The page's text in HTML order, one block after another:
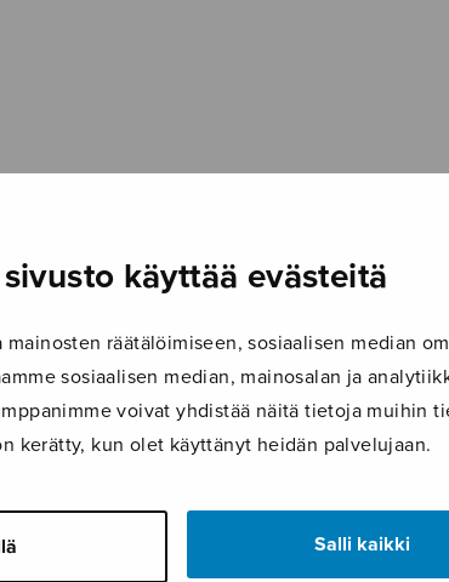
käyttää evästeitä
räätälöimiseen, sosiaalisen median
sosiaalisen median, mainosalan ja
voivat yhdistää näitä tietoja muihin
kerätty, kun olet käyttänyt heidän palvelujaan.
Salli kaikki